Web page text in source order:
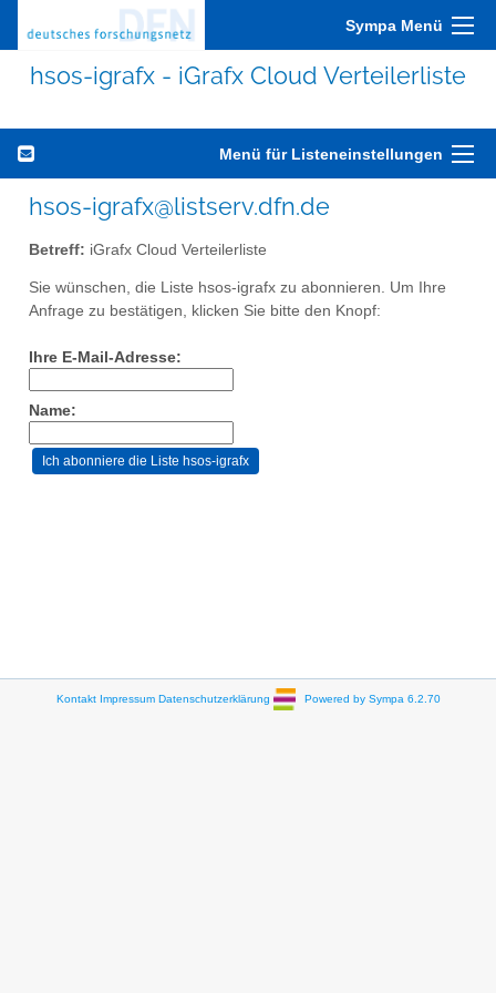
Sympa Menü
hsos-igrafx - iGrafx Cloud Verteilerliste
Menü für Listeneinstellungen
hsos-igrafx@listserv.dfn.de
Betreff: iGrafx Cloud Verteilerliste
Sie wünschen, die Liste hsos-igrafx zu abonnieren. Um Ihre
Anfrage zu bestätigen, klicken Sie bitte den Knopf:
Ihre E-Mail-Adresse:
Name:
Kontakt Impressum Datenschutzerklärung Powered by Sympa 6.2.70